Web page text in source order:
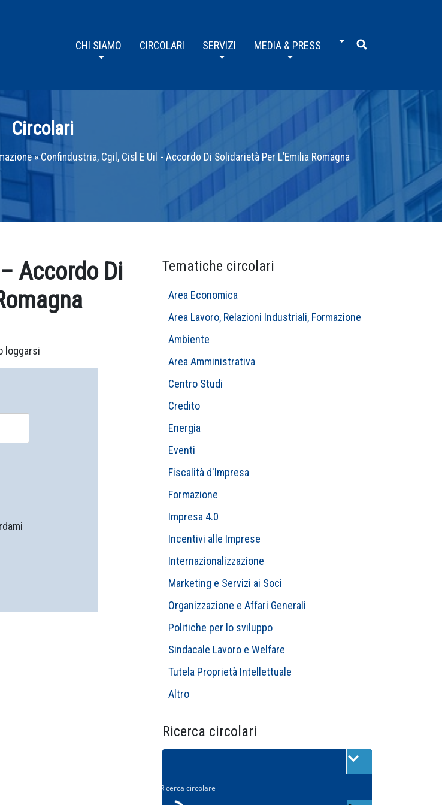
CHI SIAMO CIRCOLARI SERVIZI MEDIA & PRESS
Circolari
»Confindustria, Cgil, Cisl E Uil - Accordo Di Solidarietà Per L’Emilia Romagna
Accordo Di
loggarsi
Tematiche circolari
Area Economica
Area Lavoro, Relazioni Industriali, Formazione
Ambiente
Area Amministrativa
Centro Studi
Credito
Energia
Eventi
Fiscalità d'Impresa
Formazione
Impresa 4.0
Incentivi alle Imprese
Internazionalizzazione
Marketing e Servizi ai Soci
Organizzazione e Affari Generali
Politiche per lo sviluppo
Sindacale Lavoro e Welfare
Tutela Proprietà Intellettuale
Altro
Ricerca circolari